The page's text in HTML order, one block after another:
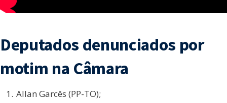
Deputados denunciados por
motim na Câmara
Allan Garcês (PP-TO);